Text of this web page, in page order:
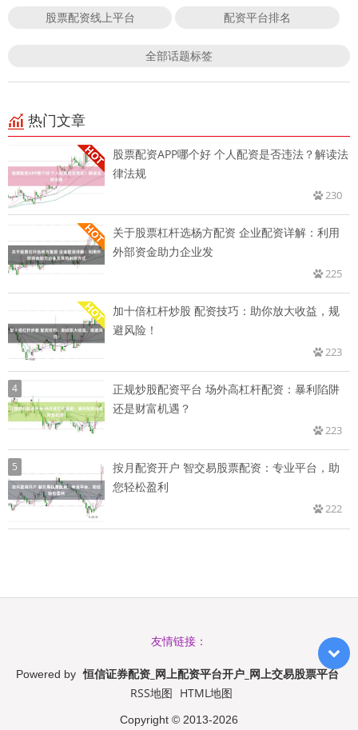
股票配资线上平台 配资平台排名
全部话题标签
热门文章
股票配资APP哪个好 个人配资是否违法？解读法
律法规
230
关于股票杠杆选杨方配资 企业配资详解：利用
外部资金助力企业发
225
加十倍杠杆炒股 配资技巧：助你放大收益，规
避风险！
223
4
正规炒股配资平台 场外高杠杆配资：暴利陷阱
还是财富机遇？
223
5
按月配资开户 智交易股票配资：专业平台，助
您轻松盈利
222
友情链接：
Powered by 恒信证券配资_网上配资平台开户_网上交易股票平台
RSS地图 HTML地图
Copyright © 2013-2026